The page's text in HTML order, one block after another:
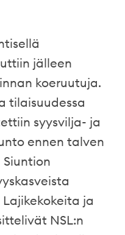
jälleen
koeruutuja.
tilaisuudessa
syysvilja- ja
ennen talven
ja
NSL:n